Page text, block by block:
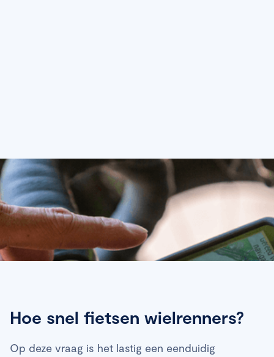
Hoe snel fietsen wielrenners?
Op deze vraag is het lastig een eenduidig